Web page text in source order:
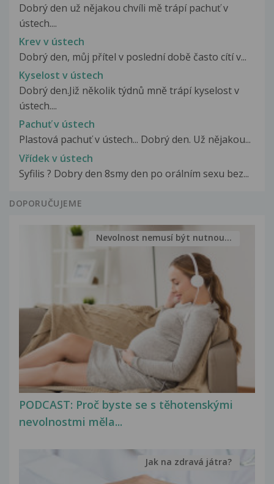
Dobrý den už nějakou chvíli mě trápí pachuť v
ústech....
Krev v ústech
Dobrý den, můj přítel v poslední době často cítí v...
Kyselost v ústech
Dobrý den.Již několik týdnů mně trápí kyselost v
ústech....
Pachuť v ústech
Plastová pachuť v ústech... Dobrý den. Už nějakou...
Vřídek v ústech
Syfilis ? Dobry den 8smy den po orálním sexu bez...
DOPORUČUJEME
PODCAST: Proč byste se s těhotenskými
nevolnostmi měla...
Nevolnost nemusí být nutnou...
Jak na zdravá játra?